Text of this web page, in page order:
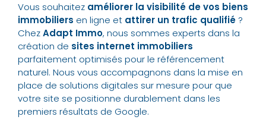
Vous souhaitez améliorer la visibilité de vos biens
immobiliers en ligne et attirer un trafic qualifié ?
ChezAdapt Immo, nous sommes experts dans la
création de sites internet immobiliers
parfaitement optimisés pour le référencement
naturel. Nous vous accompagnons dans la mise en
place de solutions digitales sur mesure pour que
votre site se positionne durablement dans les
premiers résultats de Google.